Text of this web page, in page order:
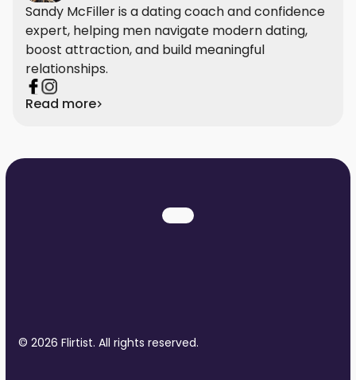
Sandy McFiller is a dating coach and confidence
expert, helping men navigate modern dating,
boost attraction, and build meaningful
relationships.
Read more
© 2026 Flirtist. All rights reserved.